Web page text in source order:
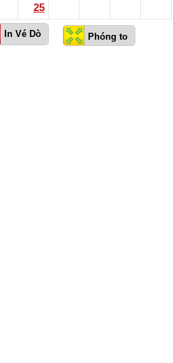
25
In Vé Dò